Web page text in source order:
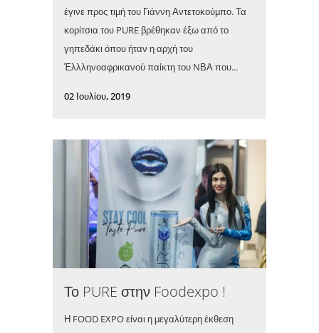
έγινε προς τιμή του Γιάννη Αντετοκούμπο. Τα
κορίτσια του PURE βρέθηκαν έξω από το
γηπεδάκι όπου ήταν η αρχή του
Έλλληνοαφρικανού παίκτη του NΒΑ που...
02 Ιουλίου, 2019
Το PURE στην Foodexpo !
Η FOOD EXPO είναι η μεγαλύτερη έκθεση